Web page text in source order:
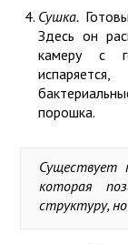
Сушка.
Здесь он
камеру с
порошка.
Существует
которая
структуру,